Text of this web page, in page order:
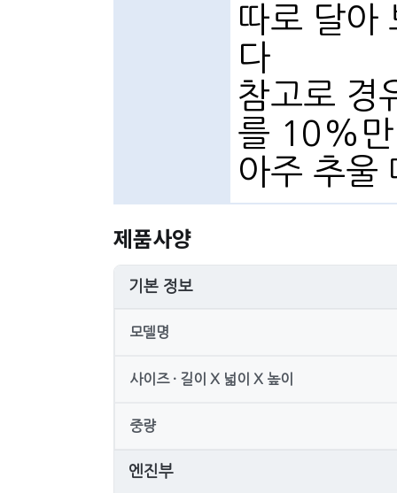
따로 달아
다
참고로 경
를 10%만
아주 추
제품사양
기본 정보
모델명
사이즈 · 길이 X 넓이 X 높이
중량
엔진부